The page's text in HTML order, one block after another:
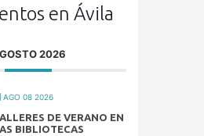
en Ávila
2026
AGO 08 2026
DE VERANO EN
BIBLIOTECAS